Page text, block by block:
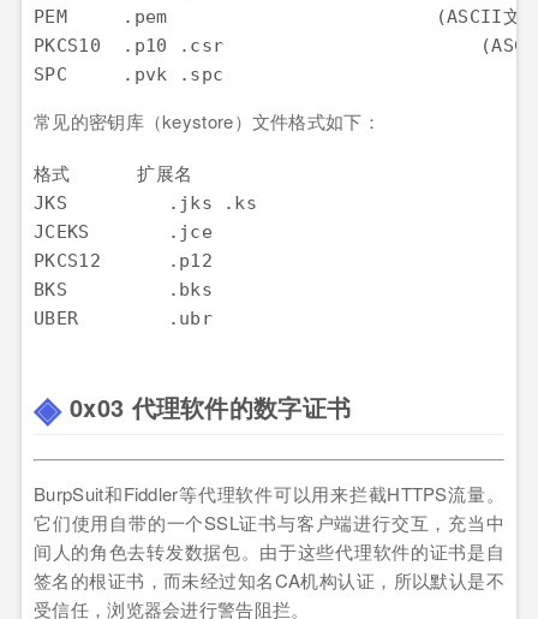
PEM     .pem                        (ASCII文件 一
PKCS10  .p10 .csr                       (ASCII
常见的密钥库（keystore）文件格式如下：
格式      扩展名
JKS         .jks .ks
JCEKS       .jce
PKCS12      .p12
BKS         .bks
UBER        .ubr
0x03 代理软件的数字证书
BurpSuit和Fiddler等代理软件可以用来拦截HTTPS流量。
它们使用自带的一个SSL证书与客户端进行交互，充当中
间人的角色去转发数据包。由于这些代理软件的证书是自
签名的根证书，而未经过知名CA机构认证，所以默认是不
受信任，浏览器会进行警告阻拦。